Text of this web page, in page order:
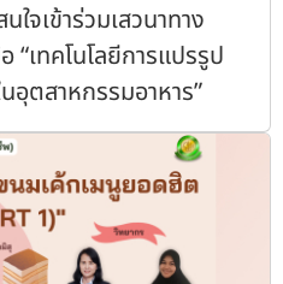
จเข้าร่วมเสวนาทาง
“เทคโนโลยีการแปรรูป
อุตสาหกรรมอาหาร”